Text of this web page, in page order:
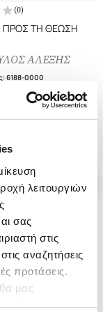
λειτουργιών
σας
στις
αναζητήσεις
προτάσεις.
θα μας
(0)
ΤΗ ΘΕΩΣΗ
ΑΛΕΞΗΣ
:6188-0000
18.75€